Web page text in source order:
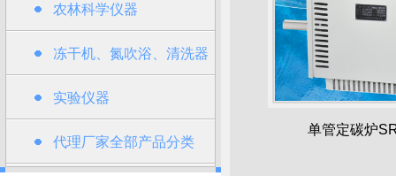
农林科学仪器
冻干机、氮吹浴、清洗器
类
实验仪器
代理厂家全部产品分类
单管定碳炉